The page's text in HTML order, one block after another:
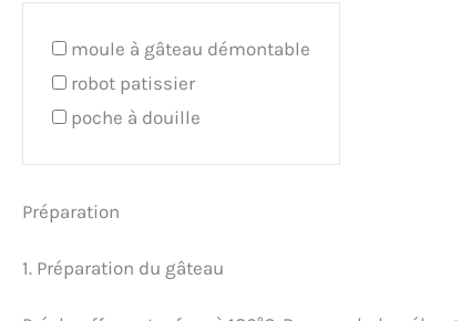
moule à gâteau démontable
robot patissier
poche à douille
Préparation
1. Préparation du gâteau